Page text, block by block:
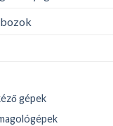
gépek